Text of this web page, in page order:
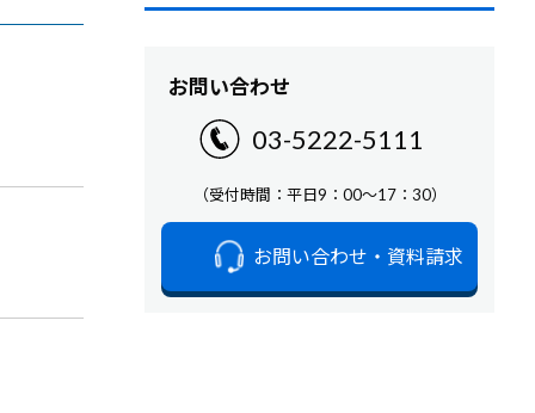
お問い合わせ
03-5222-5111
（受付時間：平日9：00～17：30）
お問い合わせ・資料請求